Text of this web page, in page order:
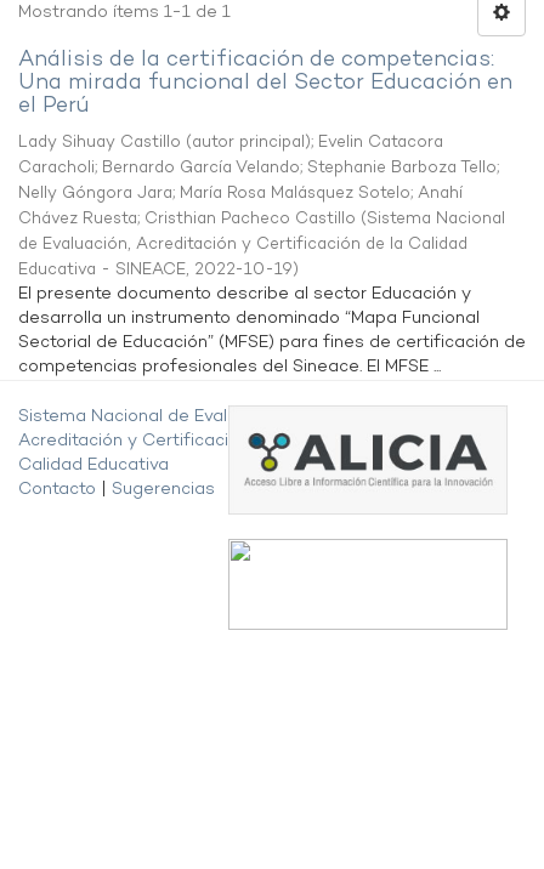
Mostrando ítems 1-1 de 1
Análisis de la certificación de competencias:
Una mirada funcional del Sector Educación en
el Perú
Lady Sihuay Castillo (autor principal); Evelin Catacora
Caracholi; Bernardo García Velando; Stephanie Barboza Tello;
Nelly Góngora Jara; María Rosa Malásquez Sotelo; Anahí
Chávez Ruesta; Cristhian Pacheco Castillo (Sistema Nacional
de Evaluación, Acreditación y Certificación de la Calidad
Educativa - SINEACE, 2022-10-19)
El presente documento describe al sector Educación y
desarrolla un instrumento denominado “Mapa Funcional
Sectorial de Educación” (MFSE) para fines de certificación de
competencias profesionales del Sineace. El MFSE ...
Sistema Nacional de Evaluación,
Acreditación y Certificación de la
Calidad Educativa
Contacto
Sugerencias